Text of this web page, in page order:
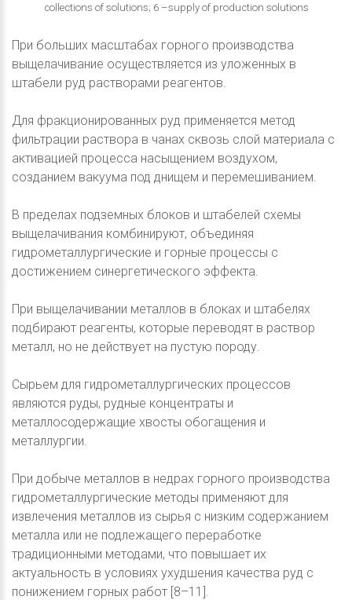
collections of solutions; 6 –supply of production solutions
При больших масштабах горного производства
выщелачивание осуществляется из уложенных в
штабели руд растворами реагентов.
Для фракционированных руд применяется метод
фильтрации раствора в чанах сквозь слой материала с
активацией процесса насыщением воздухом,
созданием вакуума под днищем и перемешиванием.
В пределах подземных блоков и штабелей схемы
выщелачивания комбинируют, объединяя
гидрометаллургические и горные процессы с
достижением синергетического эффекта.
При выщелачивании металлов в блоках и штабелях
подбирают реагенты, которые переводят в раствор
металл, но не действует на пустую породу.
Сырьем для гидрометаллургических процессов
являются руды, рудные концентраты и
металлосодержащие хвосты обогащения и
металлургии.
При добыче металлов в недрах горного производства
гидрометаллургические методы применяют для
извлечения металлов из сырья с низким содержанием
металла или не подлежащего переработке
традиционными методами, что повышает их
актуальность в условиях ухудшения качества руд с
понижением горных работ [8–11].